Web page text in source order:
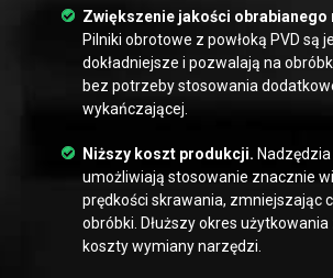
Zwiększenie jakości obrabianego
Pilniki obrotowe z powłoką PVD są
dokładniejsze i pozwalają na
bez potrzeby stosowania
wykańczającej.
Niższy koszt produkcji. Nadzędzia
umożliwiają stosowanie znacznie
prędkości skrawania, zmniejszając
obróbki. Dłuższy okres
koszty wymiany narzędzi.